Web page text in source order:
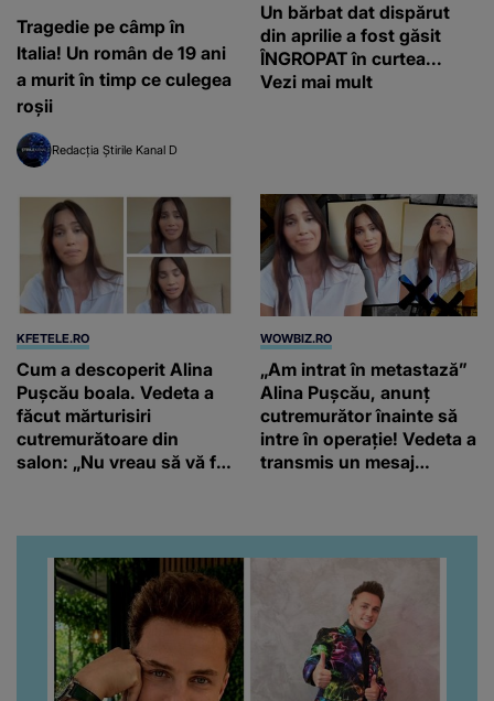
Tragedie pe câmp în
Italia! Un român de 19 ani
a murit în timp ce culegea
roșii
Redacția Știrile Kanal D
Un bărbat dat dispărut
din aprilie a fost găsit
ÎNGROPAT în curtea...
Vezi mai mult
KFETELE.RO
Cum a descoperit Alina
Pușcău boala. Vedeta a
făcut mărturisiri
cutremurătoare din
salon: „Nu vreau să vă fie
WOWBIZ.RO
„Am intrat în metastază”
Alina Pușcău, anunț
cutremurător înainte să
intre în operație! Vedeta a
transmis un mesaj